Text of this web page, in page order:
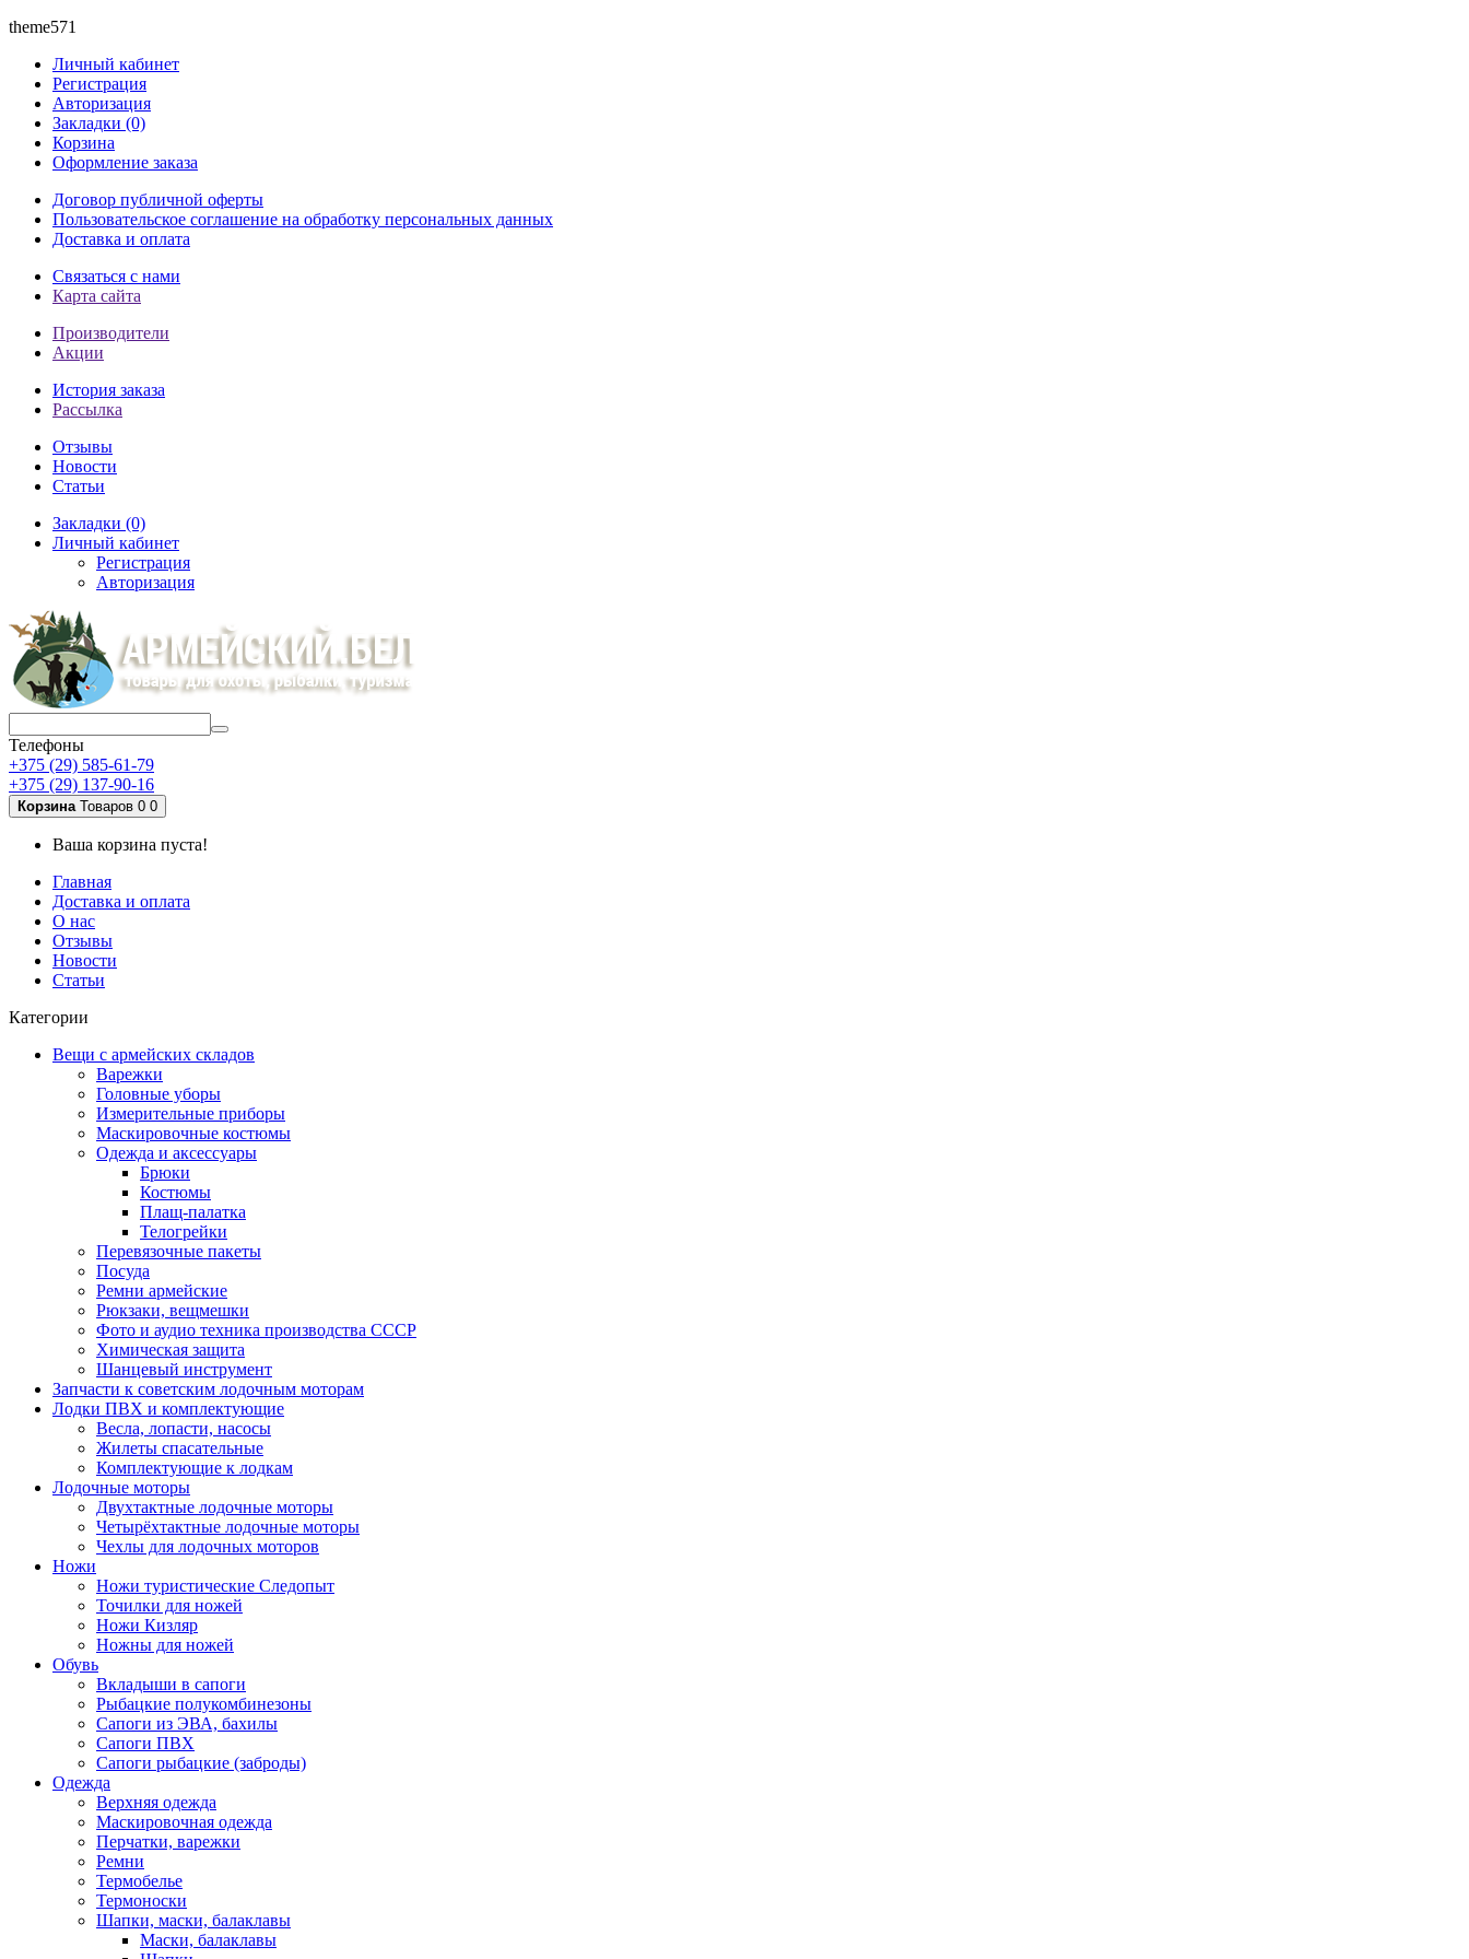
theme571
Личный кабинет
Регистрация
Авторизация
Закладки (0)
Корзина
Оформление заказа
Договор публичной оферты
Пользовательское соглашение на обработку персональных данных
Доставка и оплата
Связаться с нами
Карта сайта
Производители
Акции
История заказа
Рассылка
Отзывы
Новости
Статьи
Закладки (0)
Личный кабинет
Регистрация
Авторизация
Телефоны
+375 (29) 585-61-79
+375 (29) 137-90-16
Корзина Товаров 0 0
Ваша корзина пуста!
Главная
Доставка и оплата
О нас
Отзывы
Новости
Статьи
Категории
Вещи с армейских складов
Варежки
Головные уборы
Измерительные приборы
Маскировочные костюмы
Одежда и аксессуары
Брюки
Костюмы
Плащ-палатка
Телогрейки
Перевязочные пакеты
Посуда
Ремни армейские
Рюкзаки, вещмешки
Фото и аудио техника производства СССР
Химическая защита
Шанцевый инструмент
Запчасти к советским лодочным моторам
Лодки ПВХ и комплектующие
Весла, лопасти, насосы
Жилеты спасательные
Комплектующие к лодкам
Лодочные моторы
Двухтактные лодочные моторы
Четырёхтактные лодочные моторы
Чехлы для лодочных моторов
Ножи
Ножи туристические Следопыт
Точилки для ножей
Ножи Кизляр
Ножны для ножей
Обувь
Вкладыши в сапоги
Рыбацкие полукомбинезоны
Сапоги из ЭВА, бахилы
Сапоги ПВХ
Сапоги рыбацкие (заброды)
Одежда
Верхняя одежда
Маскировочная одежда
Перчатки, варежки
Ремни
Термобелье
Термоноски
Шапки, маски, балаклавы
Маски, балаклавы